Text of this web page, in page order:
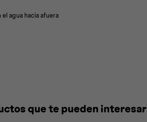
agua hacia afuera
que te pueden interesar